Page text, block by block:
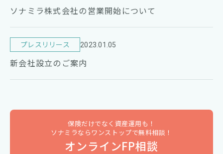
ソナミラ株式会社の営業開始について
プレスリリース 2023.01.05
新会社設立のご案内
保険だけでなく資産運用も！
ソナミラならワンストップで無料相談！
オンラインFP相談